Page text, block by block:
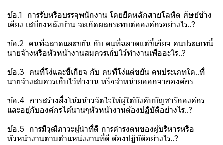
ข้อ.1 การรับหรือบรรจุพนักงาน โดยยึดหลักสายโลหิต ศิษย์ข้าง
เคียง เสบียงหลังบ้าน จะเกิดผลกระทบต่อองค์กรอย่างไร..?
ข้อ.2 คนที่ฉลาดและขยัน กับ คนที่ฉลาดแต่ขี้เกียจ คนประเภทนี้
นายจ้างหรือหัวหน้างานสมควรเก็บไว้ทำงานเพื่ออะไร..?
ข้อ.3 คนที่โง่และขี้เกียจ กับ คนที่โง่แต่ขยัน คนประเภทใด..ที่
นายจ้างสมควรเก็บไว้ทำงาน หรือจำหน่ายออกจากองค์กร
ข้อ.4 การสร้างสิ่งโน้มน้าวจิตใจให้ผู้ใต้บังคับบัญชารักองค์กร
และอยู่กับองค์กรได้นานๆหัวหน้างานต้องปฏิบัติอย่างไร..?
ข้อ.5 การมีวุฒิภาวะผู้นำที่ดี การดำรงตนของผู้บริหารหรือ
หัวหน้างานตามตำแหน่งงานที่ดี ต้องปฏิบัติอย่างไร..?